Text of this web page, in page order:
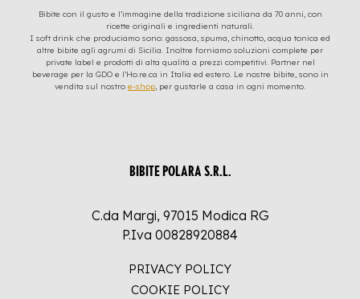
Bibite con il gusto e l’immagine della tradizione siciliana da 70 anni, con
ricette originali e ingredienti naturali.
I soft drink che produciamo sono: gassosa, spuma, chinotto, acqua tonica ed
altre bibite agli agrumi di Sicilia. Inoltre forniamo soluzioni complete per
private label e prodotti di alta qualità a prezzi competitivi. Partner nel
beverage per la GDO e l’Ho.re.ca in Italia ed estero. Le nostre bibite, sono in
vendita sul nostro e-shop, per gustarle a casa in ogni momento.
BIBITE POLARA S.R.L.
C.da Margi, 97015 Modica RG
P.Iva 00828920884
PRIVACY POLICY
COOKIE POLICY